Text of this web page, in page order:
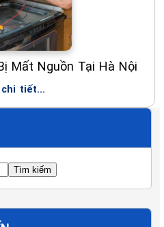
Mất Nguồn Tại Hà Nội
chi tiết...